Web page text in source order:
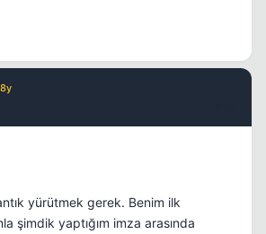
yürütmek gerek. Benim ilk
şimdik yaptığım imza arasında